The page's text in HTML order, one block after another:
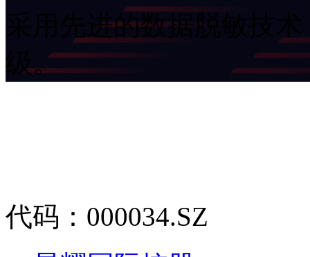
采用先进的数据脱敏技术
级。
代码：000034.SZ